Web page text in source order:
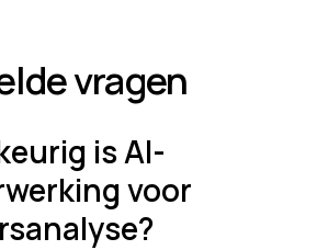
vragen
is AI-
voor